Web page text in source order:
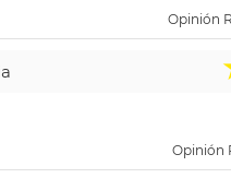
Opinión
Opinión